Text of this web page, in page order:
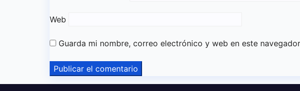
Web
Guarda mi nombre, correo electrónico y web en este